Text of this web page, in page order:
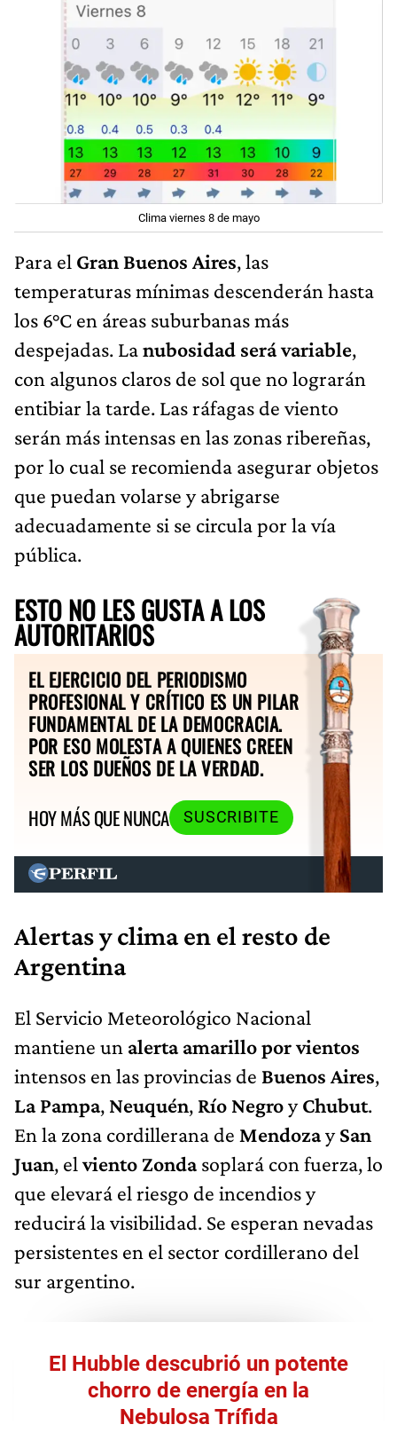
Clima viernes 8 de mayo
Para el Gran Buenos Aires, las
temperaturas mínimas descenderán hasta
los 6°C en áreas suburbanas más
despejadas. Lanubosidad será variable,
con algunos claros de sol que no lograrán
entibiar la tarde. Las ráfagas de viento
serán más intensas en las zonas ribereñas,
por lo cual se recomienda asegurar objetos
que puedan volarse y abrigarse
adecuadamente si se circula por la vía
pública.
ESTO NO LES GUSTA A LOS
AUTORITARIOS
EL EJERCICIO DEL PERIODISMO
PROFESIONAL Y CRÍTICO ES UN PILAR
FUNDAMENTAL DE LA DEMOCRACIA.
POR ESO MOLESTA A QUIENES CREEN
SER LOS DUEÑOS DE LA VERDAD.
HOY MÁS QUE NUNCA
SUSCRIBITE
Alertas y clima en el resto de
Argentina
El Servicio Meteorológico Nacional
mantiene un alerta amarillo por vientos
intensos en las provincias de Buenos Aires,
La Pampa, Neuquén, Río NegroyChubut.
En la zona cordillerana de MendozaySan
Juan, elviento Zondasoplará con fuerza, lo
que elevará el riesgo de incendios y
reducirá la visibilidad. Se esperan nevadas
persistentes en el sector cordillerano del
sur argentino.
El Hubble descubrió un potente
chorro de energía en la
Nebulosa Trífida